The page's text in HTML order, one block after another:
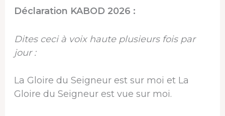
Déclaration KABOD 2026 :
Dites ceci à voix haute plusieurs fois par
jour :
La Gloire du Seigneur est sur moi et La
Gloire du Seigneur est vue sur moi.